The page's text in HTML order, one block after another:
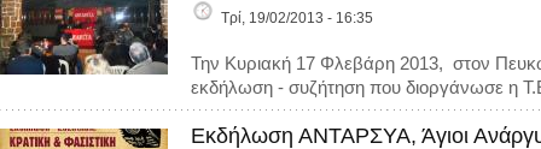
Τρί, 19/02/2013 - 16:35
Την Κυριακή 17 Φλεβάρη 2013, στον
εκδήλωση - συζήτηση που διοργάνωσε η
Εκδήλωση ΑΝΤΑΡΣΥΑ, Άγιοι